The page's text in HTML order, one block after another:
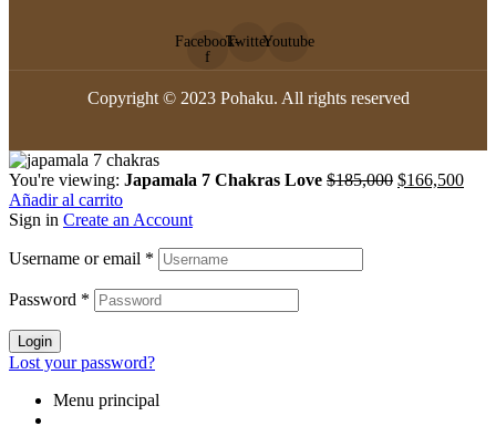
Facebook-
f
TwitterYoutube
Copyright © 2023 Pohaku. All rights reserved
You're viewing: Japamala 7 Chakras Love $185,000 Original
$166,500
Añadir al carrito
Sign in Create an Account
Username or email *
Password *
Login
Lost your password?
Menu principal